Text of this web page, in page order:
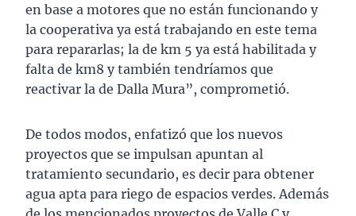
en base a motores que no están funcionando y
la cooperativa ya está trabajando en este tema
para repararlas; la de km 5 ya está habilitada y
falta de km8 y también tendríamos que
reactivar la de Dalla Mura”, comprometió.
De todos modos, enfatizó que los nuevos
proyectos que se impulsan apuntan al
tratamiento secundario, es decir para obtener
agua apta para riego de espacios verdes. Además